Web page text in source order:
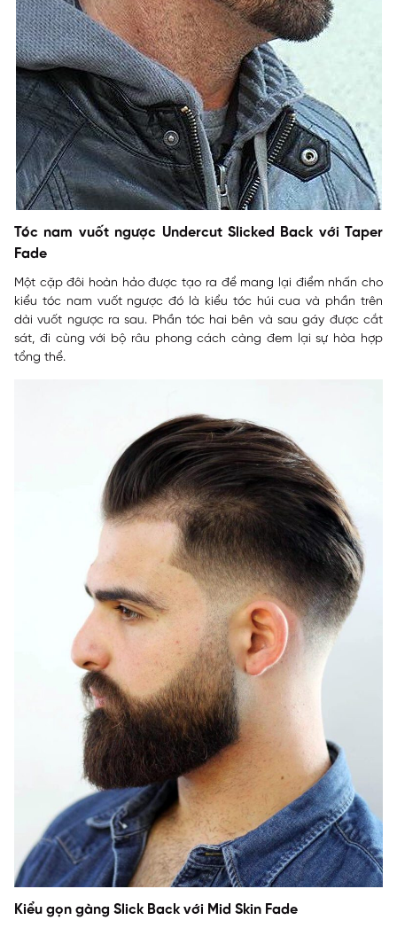
Tóc nam vuốt ngược Undercut Slicked Back với Taper
Fade
Một cặp đôi hoàn hảo được tạo ra để mang lại điểm nhấn cho
kiểu tóc nam vuốt ngược đó là kiểu tóc húi cua và phần trên
dài vuốt ngược ra sau. Phần tóc hai bên và sau gáy được cắt
sát, đi cùng với bộ râu phong cách càng đem lại sự hòa hợp
tổng thể.
Kiểu gọn gàng Slick Back với Mid Skin Fade